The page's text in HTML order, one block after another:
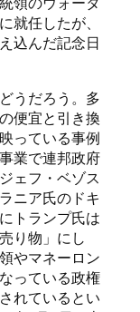
就任したが、
込んだ記念日
うだろう。多
便宜と引き換
っている事例
業で連邦政府
ェフ・ベゾス
ニア氏のドキ
トランプ氏は
り物」にし
やマネーロン
っている政権
れているとい